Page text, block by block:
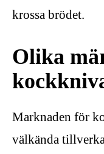
krossa brödet.
Olika
Marknaden för
välkända